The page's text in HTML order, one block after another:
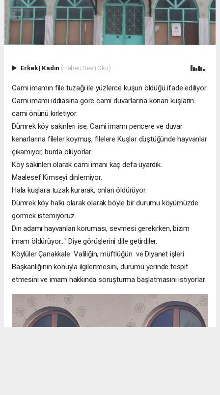
Erkek| Kadın (Haberi Sesli Oku)
Cami imamın file tuzağı ile yüzlerce kuşun öldüğü ifade ediliyor.
Cami imamı iddiasına göre cami duvarlarına konan kuşların
cami önünü kirletiyor.
Dümrek köy sakinleri ise, Cami imamı pencere ve duvar
kenarlarına fileler koymuş, filelere Kuşlar düştüğünde hayvanlar
çıkamıyor, burda ölüyorlar.
Köy sakinleri olarak cami imanı kaç defa uyardık.
Maalesef Kimseyi dinlemiyor.
Hala kuşlara tuzak kurarak, onları öldürüyor.
Dümrek köy halkı olarak olarak böyle bir durumu köyümüzde
görmek istemiyoruz.
Din adamı hayvanları koruması, sevmesi gerekirken, bizim
imam öldürüyor..." Diye görüşlerini dile getirdiler.
Köylüler Çanakkale Valiliğin, müftlüğün ve Diyanet işleri
Başkanlığının konuyla ilgilenmesini, durumu yerinde tespit
etmesini ve imam hakkında soruşturma başlatmasını istiyorlar.